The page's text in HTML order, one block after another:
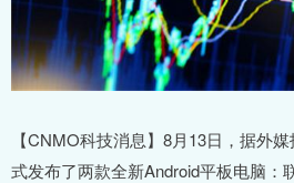
【CNMO科技消息】8月13日，据外
式发布了两款全新Android平板电脑：